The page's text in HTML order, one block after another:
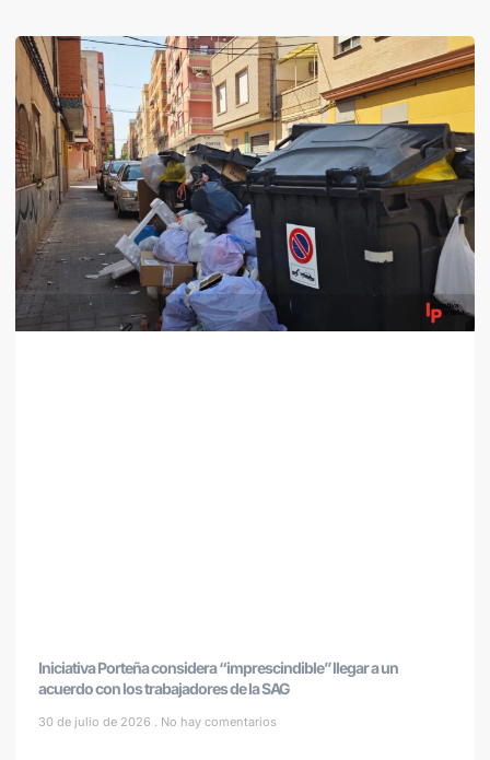
Iniciativa Porteña considera “imprescindible” llegar a un
acuerdo con los trabajadores de la SAG
30 de julio de 2026 No hay comentarios